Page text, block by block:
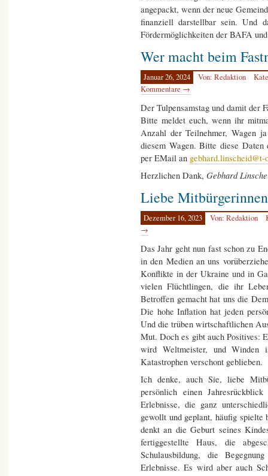
angepackt, wenn der neue
finanziell darstellbar sein. Und
Fördermöglichkeiten der BAFA
Wer macht beim
Januar 26, 2024 Von: Redaktion
Kommentare →
Der Tulpensamstag und damit der
Bitte meldet euch, wenn ihr
Anzahl der Teilnehmer, Wagen
diesem Wagen. Bitte diese Daten
per EMail an gebhard.linscheid@t-
Herzlichen Dank, Gebhard
Liebe
Dezember 16, 2023 Von: Redaktion
→
Das Jahr geht nun fast schon zu
in den Medien an uns
Konflikte in der Ukraine und in
vielen Flüchtlingen, die ihr
Betroffen gemacht hat uns die
Die hohe Inflation hat jeden
Und die trüben wirtschaftlichen
Mut. Doch es gibt auch Positives:
wird Weltmeister, und Winden
Katastrophen verschont geblieben.
Ich denke, auch Sie, liebe
persönlich einen
Erlebnisse, die ganz
gewollt und geplant, häufig
denkt an die Geburt seines
fertiggestellte Haus, die
Schulausbildung, die
Erlebnisse. Es wird aber auch